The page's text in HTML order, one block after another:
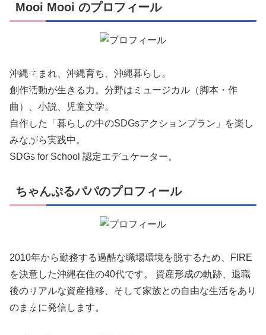
創
動
の
れ
こ
。
G
s
の
Mooi Mooi のプロフィール
沖縄生まれ、沖縄育ち、沖縄暮らし。
創作活動が生きる力。分野はミュージカル（脚本・作
曲）、小説、児童文学。
自作した「暮らしの中のSDGsアクションプラン」を楽し
みながら実践中。
SDGs for School 認定エデュケーター。
ちゃんぷるパパのプロフィール
2010年から勤務する過酷な職場環境を脱するため、FIRE
を決意した沖縄在住の40代です。 資産形成の軌跡、退職
後のリアルな資産推移、そして家族との自由な生活をあり
のままに発信します。